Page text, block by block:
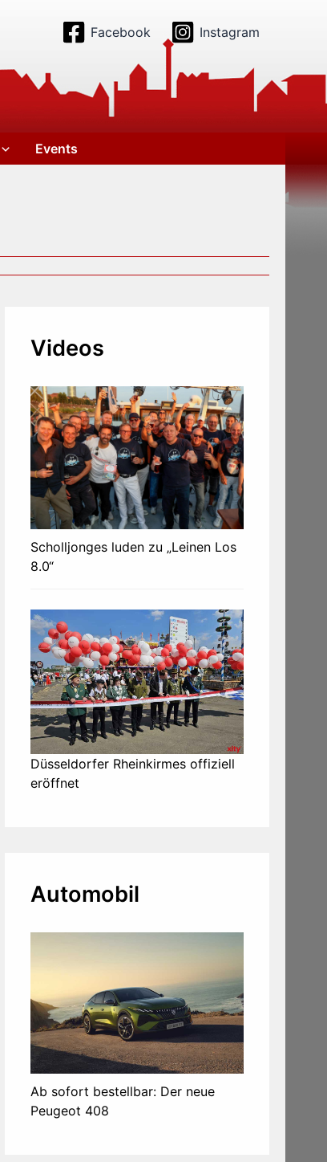
Facebook Instagram
Events
Videos
Scholljonges luden zu „Leinen Los
8.0“
Düsseldorfer Rheinkirmes offiziell
eröffnet
Automobil
Ab sofort bestellbar: Der neue
Peugeot 408